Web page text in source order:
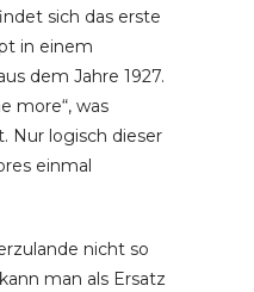
sich das erste
in einem
dem Jahre 1927.
more“, was
Nur logisch dieser
einmal
nicht so
man als Ersatz